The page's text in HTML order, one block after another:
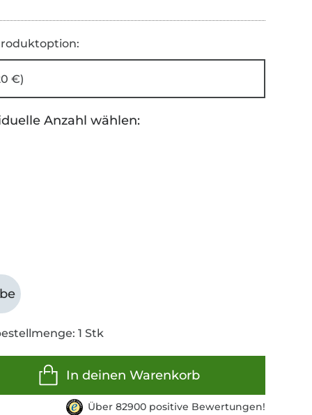
€)
Anzahl wählen:
1 Stk
In deinen Warenkorb
Über 82900 positive Bewertungen!